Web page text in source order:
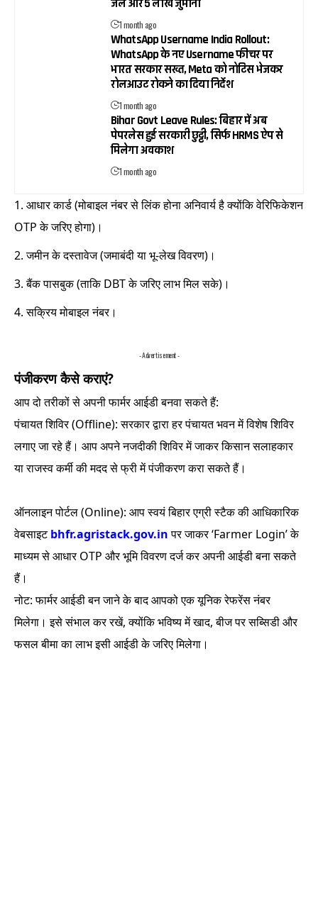
जेल और ₹5 लाख जुर्माना
1 month ago
WhatsApp Username India Rollout:
WhatsApp के नए Username फीचर पर
भारत सरकार सख्त, Meta को नोटिस भेजकर
रोलआउट रोकने का दिया निर्देश
1 month ago
Bihar Govt Leave Rules: बिहार में अब
पेपरलेस हुई सरकारी छुट्टी, सिर्फ HRMS ऐप से
मिलेगा अवकाश
1 month ago
आधार कार्ड (मोबाइल नंबर से लिंक होना अनिवार्य है क्योंकि वेरिफिकेशन
OTP के जरिए होगा)।
जमीन के दस्तावेज (जमाबंदी या भू-लेख विवरण)।
बैंक पासबुक (ताकि DBT के जरिए लाभ मिल सके)।
सक्रिय मोबाइल नंबर।
- Advertisement -
पंजीकरण कैसे कराएं?
आप दो तरीकों से अपनी फार्मर आईडी बनवा सकते हैं:
पंचायत शिविर (Offline): सरकार द्वारा हर पंचायत भवन में विशेष शिविर
लगाए जा रहे हैं। आप अपने नजदीकी शिविर में जाकर किसान सलाहकार
या राजस्व कर्मी की मदद से फ्री में पंजीकरण करा सकते हैं।
ऑनलाइन पोर्टल (Online): आप स्वयं बिहार एग्री स्टैक की आधिकारिक
वेबसाइटbhfr.agristack.gov.inपर जाकर ‘Farmer Login’ के
माध्यम से आधार OTP और भूमि विवरण दर्ज कर अपनी आईडी बना सकते
हैं।
नोट: फार्मर आईडी बन जाने के बाद आपको एक यूनिक रेफरेंस नंबर
मिलेगा। इसे संभाल कर रखें, क्योंकि भविष्य में खाद, बीज पर सब्सिडी और
फसल बीमा का लाभ इसी आईडी के जरिए मिलेगा।